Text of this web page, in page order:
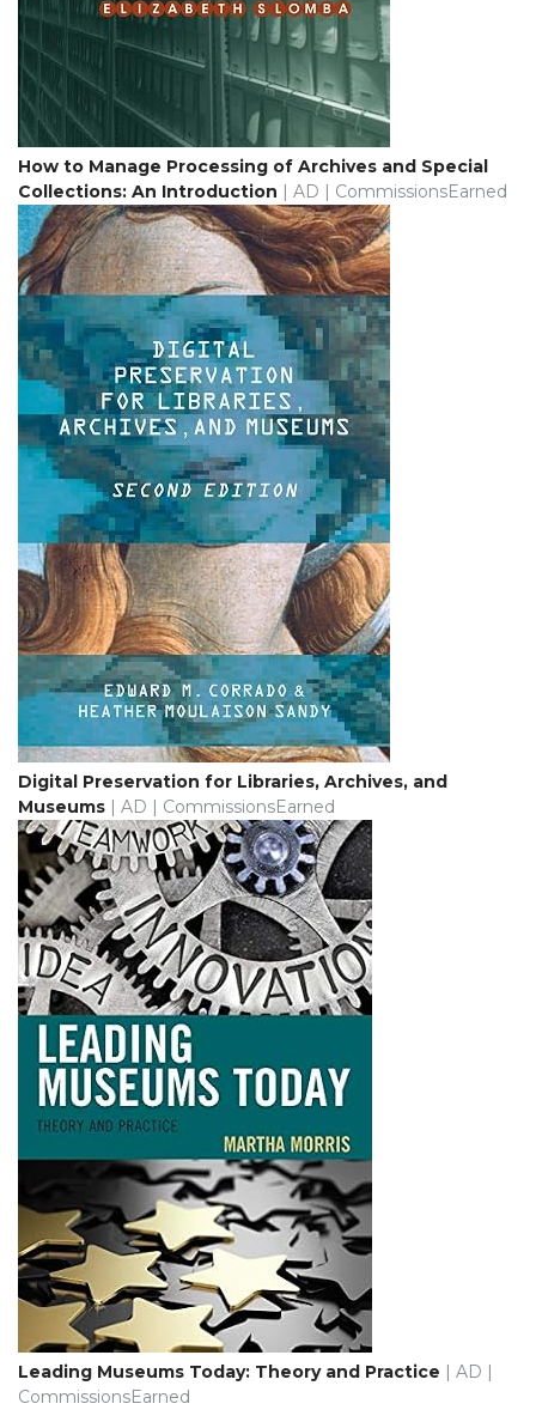
How to Manage Processing of Archives and Special
Collections: An Introduction | AD | CommissionsEarned
Digital Preservation for Libraries, Archives, and
Museums | AD | CommissionsEarned
Leading Museums Today: Theory and Practice | AD |
CommissionsEarned